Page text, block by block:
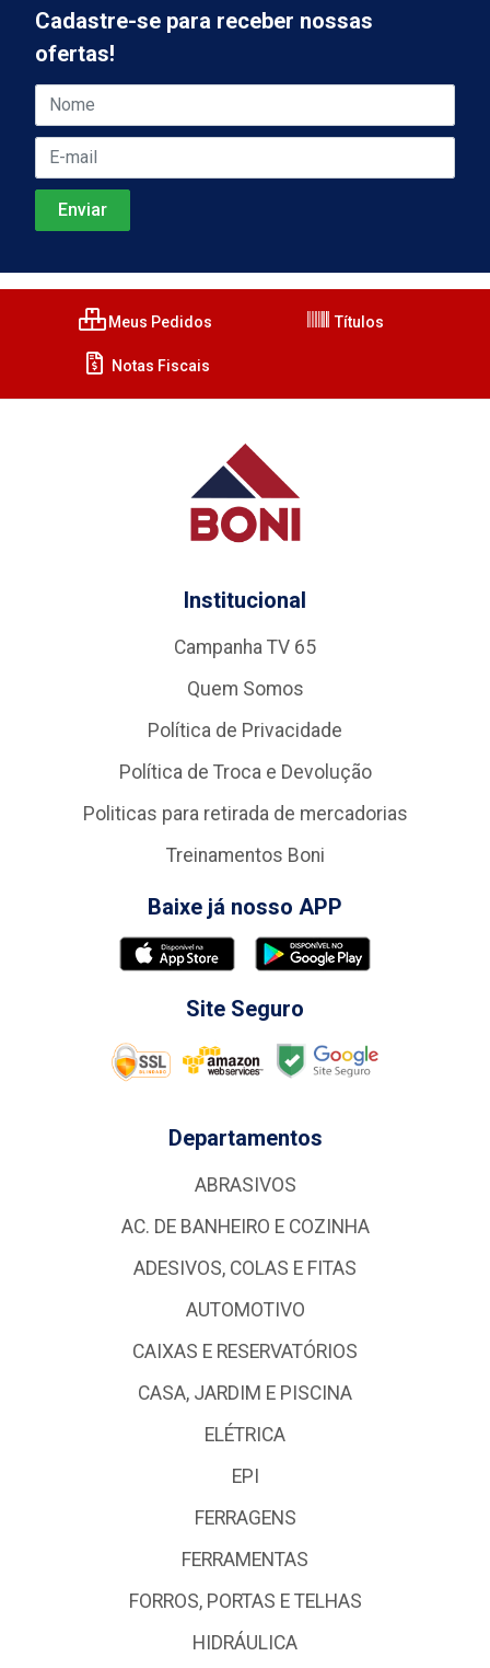
Cadastre-se para receber nossas
ofertas!
Meus Pedidos Títulos
Notas Fiscais
Institucional
Campanha TV 65
Quem Somos
Política de Privacidade
Política de Troca e Devolução
Politicas para retirada de mercadorias
Treinamentos Boni
Baixe já nosso APP
Site Seguro
Departamentos
ABRASIVOS
AC. DE BANHEIRO E COZINHA
ADESIVOS, COLAS E FITAS
AUTOMOTIVO
CAIXAS E RESERVATÓRIOS
CASA, JARDIM E PISCINA
ELÉTRICA
EPI
FERRAGENS
FERRAMENTAS
FORROS, PORTAS E TELHAS
HIDRÁULICA